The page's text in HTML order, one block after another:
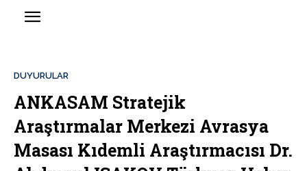
DUYURULAR
ANKASAM Stratejik
Araştırmalar Merkezi Avrasya
Masası Kıdemli Araştırmacısı Dr.